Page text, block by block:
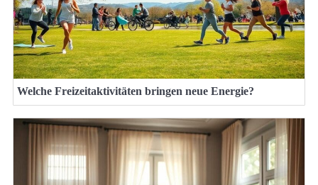
Welche Freizeitaktivitäten bringen neue Energie?